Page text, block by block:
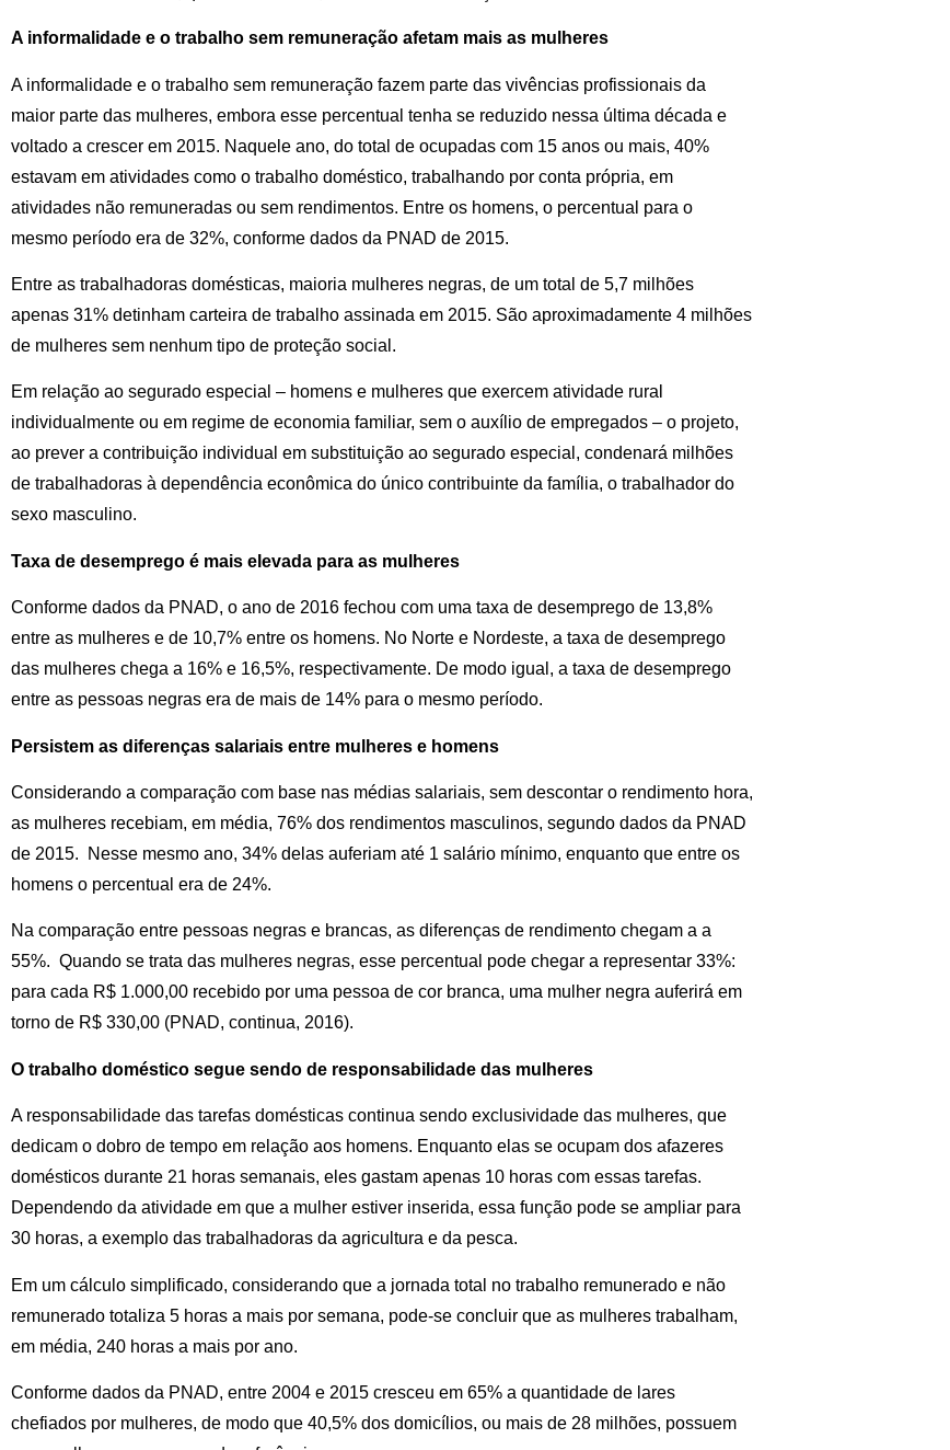
A informalidade e o trabalho sem remuneração afetam mais as mulheres
A informalidade e o trabalho sem remuneração fazem parte das vivências profissionais da
maior parte das mulheres, embora esse percentual tenha se reduzido nessa última década e
voltado a crescer em 2015. Naquele ano, do total de ocupadas com 15 anos ou mais, 40%
estavam em atividades como o trabalho doméstico, trabalhando por conta própria, em
atividades não remuneradas ou sem rendimentos. Entre os homens, o percentual para o
mesmo período era de 32%, conforme dados da PNAD de 2015.
Entre as trabalhadoras domésticas, maioria mulheres negras, de um total de 5,7 milhões
apenas 31% detinham carteira de trabalho assinada em 2015. São aproximadamente 4 milhões
de mulheres sem nenhum tipo de proteção social.
Em relação ao segurado especial – homens e mulheres que exercem atividade rural
individualmente ou em regime de economia familiar, sem o auxílio de empregados – o projeto,
ao prever a contribuição individual em substituição ao segurado especial, condenará milhões
de trabalhadoras à dependência econômica do único contribuinte da família, o trabalhador do
sexo masculino.
Taxa de desemprego é mais elevada para as mulheres
Conforme dados da PNAD, o ano de 2016 fechou com uma taxa de desemprego de 13,8%
entre as mulheres e de 10,7% entre os homens. No Norte e Nordeste, a taxa de desemprego
das mulheres chega a 16% e 16,5%, respectivamente. De modo igual, a taxa de desemprego
entre as pessoas negras era de mais de 14% para o mesmo período.
Persistem as diferenças salariais entre mulheres e homens
Considerando a comparação com base nas médias salariais, sem descontar o rendimento hora,
as mulheres recebiam, em média, 76% dos rendimentos masculinos, segundo dados da PNAD
de 2015. Nesse mesmo ano, 34% delas auferiam até 1 salário mínimo, enquanto que entre os
homens o percentual era de 24%.
Na comparação entre pessoas negras e brancas, as diferenças de rendimento chegam a a
55%. Quando se trata das mulheres negras, esse percentual pode chegar a representar 33%:
para cada R$ 1.000,00 recebido por uma pessoa de cor branca, uma mulher negra auferirá em
torno de R$ 330,00 (PNAD, continua, 2016).
O trabalho doméstico segue sendo de responsabilidade das mulheres
A responsabilidade das tarefas domésticas continua sendo exclusividade das mulheres, que
dedicam o dobro de tempo em relação aos homens. Enquanto elas se ocupam dos afazeres
domésticos durante 21 horas semanais, eles gastam apenas 10 horas com essas tarefas.
Dependendo da atividade em que a mulher estiver inserida, essa função pode se ampliar para
30 horas, a exemplo das trabalhadoras da agricultura e da pesca.
Em um cálculo simplificado, considerando que a jornada total no trabalho remunerado e não
remunerado totaliza 5 horas a mais por semana, pode-se concluir que as mulheres trabalham,
em média, 240 horas a mais por ano.
Conforme dados da PNAD, entre 2004 e 2015 cresceu em 65% a quantidade de lares
chefiados por mulheres, de modo que 40,5% dos domicílios, ou mais de 28 milhões, possuem